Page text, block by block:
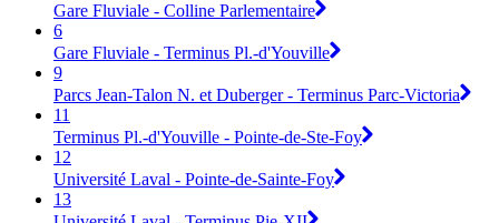
Gare Fluviale - Colline Parlementaire
6
Gare Fluviale - Terminus Pl.-d'Youville
9
Parcs Jean-Talon N. et Duberger - Terminus Parc-Victoria
11
Terminus Pl.-d'Youville - Pointe-de-Ste-Foy
12
Université Laval - Pointe-de-Sainte-Foy
13